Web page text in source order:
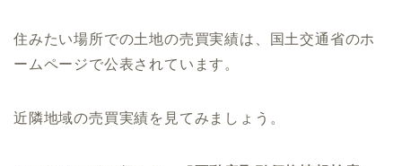
住みたい場所での土地の売買実績は、国土交通省のホ
ームページで公表されています。
近隣地域の売買実績を見てみましょう。